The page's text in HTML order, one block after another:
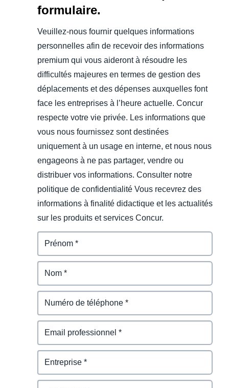
formulaire.
Veuillez-nous fournir quelques informations
personnelles afin de recevoir des informations
premium qui vous aideront à résoudre les
difficultés majeures en termes de gestion des
déplacements et des dépenses auxquelles font
face les entreprises à l’heure actuelle. Concur
respecte votre vie privée. Les informations que
vous nous fournissez sont destinées
uniquement à un usage en interne, et nous nous
engageons à ne pas partager, vendre ou
distribuer vos informations. Consulter notre
politique de confidentialité Vous recevrez des
informations à finalité didactique et les actualités
sur les produits et services Concur.